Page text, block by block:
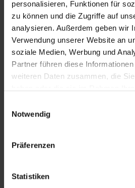
personalisieren, Funktionen für
zu können und die Zugriffe auf
analysieren. Außerdem geben wir
Verwendung unserer Website an
soziale Medien, Werbung und
Partner führen diese
weiteren Daten zusammen, die
Notwendig
Präferenzen
Statistiken
FAQ
Sie haben Fragen zum Produkt?
+49 (0)221 932 81 82